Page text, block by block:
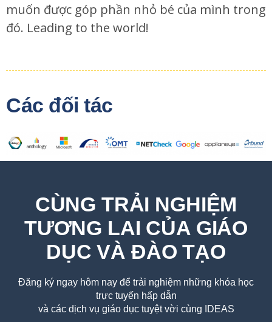
muốn được góp phần nhỏ bé của mình trong
đó. Leading to the world!
Các đối tác
CÙNG TRẢI NGHIỆM
TƯƠNG LAI CỦA GIÁO
DỤC VÀ ĐÀO TẠO
Đăng ký ngay hôm nay để trải nghiệm những khóa học
trực tuyến hấp dẫn
và các dịch vụ giáo dục tuyệt vời cùng IDEAS